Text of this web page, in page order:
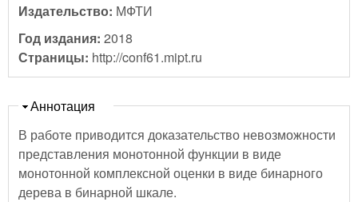
Издательство: МФТИ
Год издания: 2018
Страницы: http://conf61.mipt.ru
Скрыть
Аннотация
В работе приводится доказательство невозможности
представления монотонной функции в виде
монотонной комплексной оценки в виде бинарного
дерева в бинарной шкале.